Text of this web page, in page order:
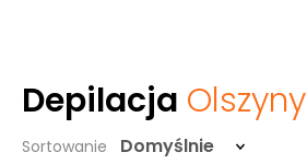
Depilacja Olszyny
Sortowanie Domyślnie